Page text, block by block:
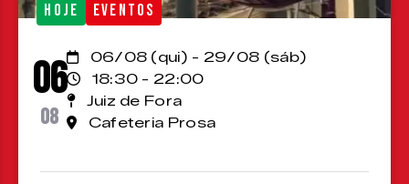
HOJE EVENTOS
06
08
06/08 (qui) - 29/08 (sáb)
18:30 - 22:00
Juiz de Fora
Cafeteria Prosa